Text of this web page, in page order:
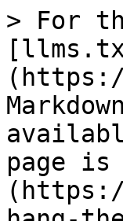
> For
page is